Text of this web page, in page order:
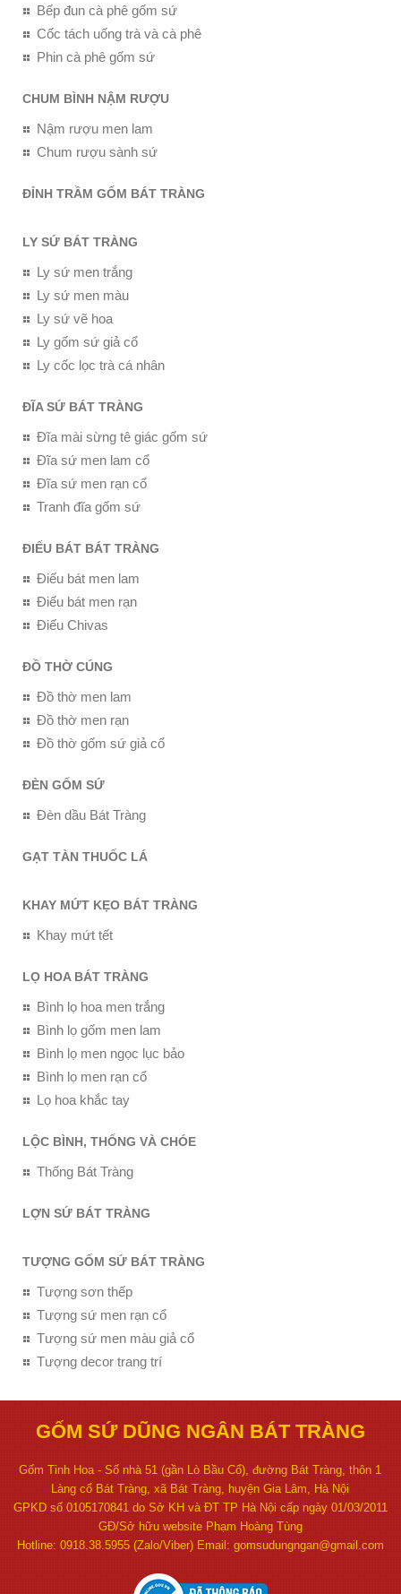
Bếp đun cà phê gốm sứ
Cốc tách uống trà và cà phê
Phin cà phê gốm sứ
CHUM BÌNH NẬM RƯỢU
Nậm rượu men lam
Chum rượu sành sứ
ĐỈNH TRẦM GỐM BÁT TRÀNG
LY SỨ BÁT TRÀNG
Ly sứ men trắng
Ly sứ men màu
Ly sứ vẽ hoa
Ly gốm sứ giả cổ
Ly cốc lọc trà cá nhân
ĐĨA SỨ BÁT TRÀNG
Đĩa mài sừng tê giác gốm sứ
Đĩa sứ men lam cổ
Đĩa sứ men rạn cổ
Tranh đĩa gốm sứ
ĐIẾU BÁT BÁT TRÀNG
Điếu bát men lam
Điếu bát men rạn
Điếu Chivas
ĐỒ THỜ CÚNG
Đồ thờ men lam
Đồ thờ men rạn
Đồ thờ gốm sứ giả cổ
ĐÈN GỐM SỨ
Đèn dầu Bát Tràng
GẠT TÀN THUỐC LÁ
KHAY MỨT KẸO BÁT TRÀNG
Khay mứt tết
LỌ HOA BÁT TRÀNG
Bình lọ hoa men trắng
Bình lọ gốm men lam
Bình lọ men ngọc lục bảo
Bình lọ men rạn cổ
Lọ hoa khắc tay
LỘC BÌNH, THỐNG VÀ CHÓE
Thống Bát Tràng
LỢN SỨ BÁT TRÀNG
TƯỢNG GỐM SỨ BÁT TRÀNG
Tượng sơn thếp
Tượng sứ men rạn cổ
Tượng sứ men màu giả cổ
Tượng decor trang trí
GỐM SỨ DŨNG NGÂN BÁT TRÀNG
Gốm Tinh Hoa - Số nhà 51 (gần Lò Bầu Cổ), đường Bát Tràng, thôn 1
Làng cổ Bát Tràng, xã Bát Tràng, huyện Gia Lâm, Hà Nội
GPKD số 0105170841 do Sở KH và ĐT TP Hà Nội cấp ngày 01/03/2011
GĐ/Sở hữu website Phạm Hoàng Tùng
Hotline: 0918.38.5955 (Zalo/Viber) Email: gomsudungngan@gmail.com